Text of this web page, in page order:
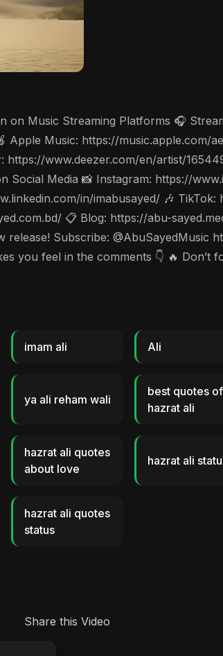
on Music Streaming Platforms 🎧
Music: https://music.apple.com/
https://www.deezer.com/en/artist/
Media 📸 Instagram: https://
in/imabusayed/ 🎶
📋 Blog: https://abu-
Subscribe: @AbuSayedMusic
you feel in the comments 👇 🔥
imam ali Ali
ya ali reham wali
best quotes of
hazrat ali
hazrat ali quotes
about love
hazrat ali
hazrat ali quotes
status
Share this Video